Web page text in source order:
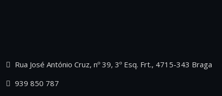
Rua José António Cruz, nº 39, 3º Esq. Frt., 4715-343 Braga
939 850 787